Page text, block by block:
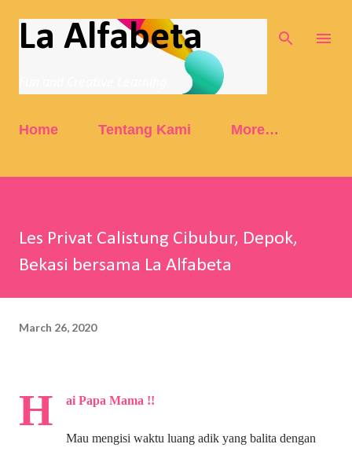
Skip to main content
La Alfabeta
Home Tentang Kami More…
Les Privat Calistung Cibubur, Depok,
Bekasi bersama La Alfabeta
March 26, 2020
H ai Papa Mama !!
Mau mengisi waktu luang adik yang balita dengan